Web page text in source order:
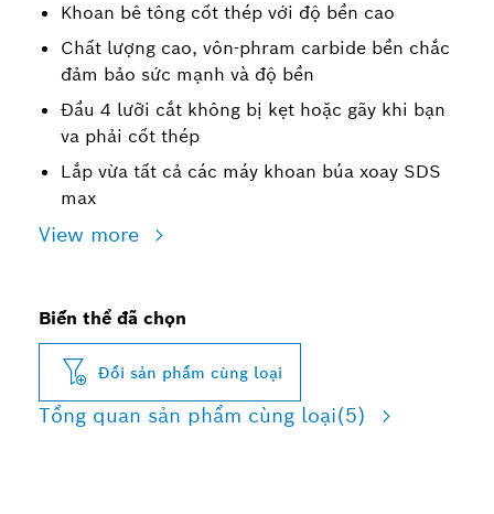
Khoan bê tông cốt thép với độ bền cao
Chất lượng cao, vôn-phram carbide bền chắc
đảm bảo sức mạnh và độ bền
Đầu 4 lưỡi cắt không bị kẹt hoặc gãy khi bạn
va phải cốt thép
Lắp vừa tất cả các máy khoan búa xoay SDS
max
View more
Biến thể đã chọn
Đổi sản phẩm cùng loại
Tổng quan sản phẩm cùng loại(5)